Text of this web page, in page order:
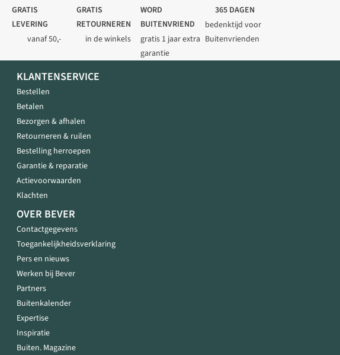
GRATIS
LEVERING
vanaf 50,-
GRATIS
RETOURNEREN
in de winkels
WORD
BUITENVRIEND
gratis 1 jaar extra
garantie
365 DAGEN
bedenktijd voor
Buitenvrienden
KLANTENSERVICE
Bestellen
Betalen
Bezorgen & afhalen
Retourneren & ruilen
Bestelling herroepen
Garantie & reparatie
Actievoorwaarden
Klachten
OVER BEVER
Contactgegevens
Toegankelijkheidsverklaring
Pers en nieuws
Werken bij Bever
Partners
Buitenkalender
Expertise
Inspiratie
Buiten. Magazine